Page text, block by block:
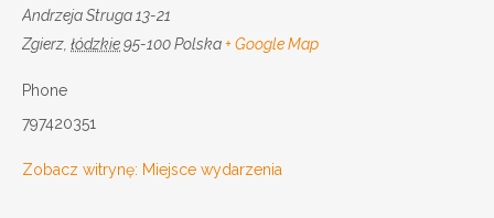
Andrzeja Struga 13-21
Zgierz łódzkie95-100Polska+ Google Map
Phone
797420351
Zobacz witrynę: Miejsce wydarzenia